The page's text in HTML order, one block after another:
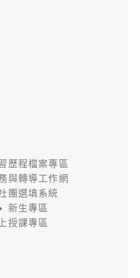
歷程檔案專區
與轉導工作網
團選填系統
新生專區
授課專區